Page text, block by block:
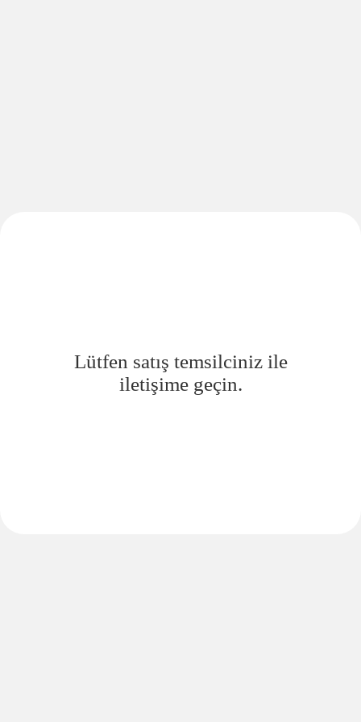
Lütfen satış temsilciniz ile
iletişime geçin.